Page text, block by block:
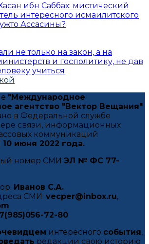
ибн Саббах: мистический
интересного исмаилитского
Ассасины?
не только на закон, а на
и госполитику, не дав
учиться
"Международное
агентство "Вектор Вещания"
в Федеральной службе
связи, информационных
коммуникаций
10 июня 2022 года.
номер СМИ ЭЛ № ФС 77-
Иванов С.А.
СМИ: vecper@inbox.ru,
72-80
интересного события,
редакции свою историю